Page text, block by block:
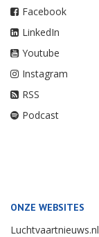
Facebook
LinkedIn
Youtube
Instagram
RSS
Podcast
ONZE WEBSITES
Luchtvaartnieuws.nl